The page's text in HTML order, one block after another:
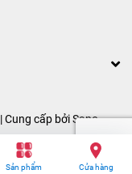
| Cung cấp bởiSapo
Sản phẩm Cửa hàng